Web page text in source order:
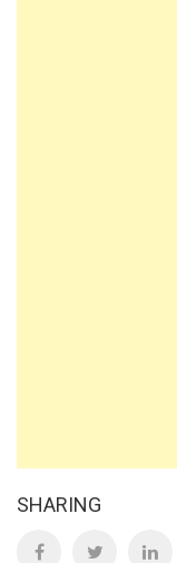
SHARING